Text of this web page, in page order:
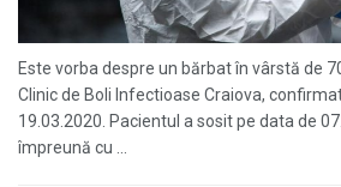
Este vorba despre un bărbat în vârstă de
Clinic de Boli Infectioase Craiova,
19.03.2020. Pacientul a sosit pe data de
împreună cu ...